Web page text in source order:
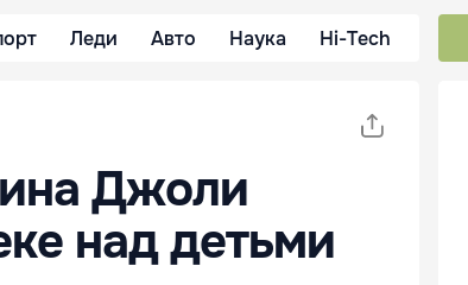
Леди Авто Наука Hi-Tech
Джоли
над детьми